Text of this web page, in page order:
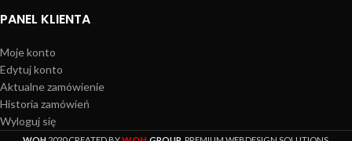
PANEL KLIENTA
Moje konto
Edytuj konto
Aktualne zamówienie
Historia zamówień
Wyloguj się